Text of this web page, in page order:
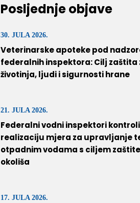
Posljednje objave
30. JULA 2026.
Veterinarske apoteke pod
federalnih inspektora: Cilj zaštita
životinja, ljudi i sigurnosti hrane
21. JULA 2026.
Federalni vodni inspektori
realizaciju mjera za upravljanje
otpadnim vodama s ciljem
okoliša
17. JULA 2026.